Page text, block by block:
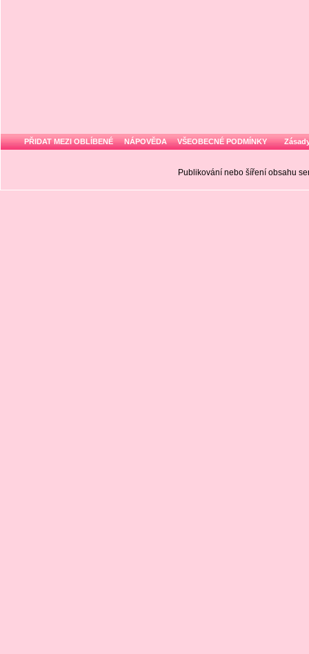
PŘIDAT MEZI OBLÍBENÉ NÁPOVĚDA VŠEOBECNÉ PODMÍNKY
Publikování nebo šíření obsahu